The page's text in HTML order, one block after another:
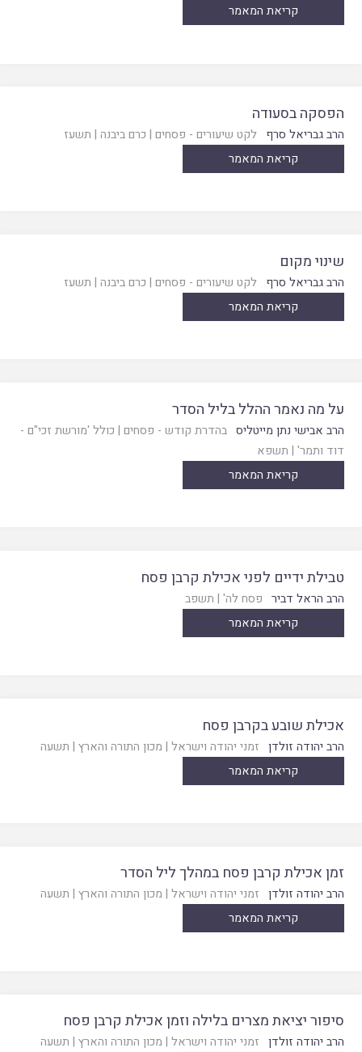
קריאת המאמר
הפסקה בסעודה
הרב גבריאל סרף לקט שיעורים - פסחים | כרם ביבנה | תשעז
קריאת המאמר
שינוי מקום
הרב גבריאל סרף לקט שיעורים - פסחים | כרם ביבנה | תשעז
קריאת המאמר
על מה נאמר ההלל בליל הסדר
הרב אבישי נתן מייטליס בהדרת קודש - פסחים | כולל 'מורשת זכי"ם -
דוד ותמר' | תשפא
קריאת המאמר
טבילת ידיים לפני אכילת קרבן פסח
הרב הראל דביר פסח לה' | תשפב
קריאת המאמר
אכילת שובע בקרבן פסח
הרב יהודה זולדן זמני יהודה וישראל | מכון התורה והארץ | תשעה
קריאת המאמר
זמן אכילת קרבן פסח במהלך ליל הסדר
הרב יהודה זולדן זמני יהודה וישראל | מכון התורה והארץ | תשעה
קריאת המאמר
סיפור יציאת מצרים בלילה וזמן אכילת קרבן פסח
הרב יהודה זולדן זמני יהודה וישראל | מכון התורה והארץ | תשעה